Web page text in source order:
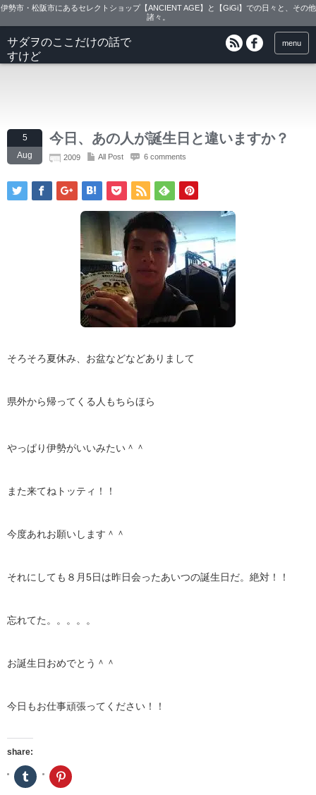
伊勢市・松阪市にあるセレクトショップ【ANCIENT AGE】と【GiGi】での日々と、その他
諸々。
サダヲのここだけの話で
すけど
menu
5
Aug
今日、あの人が誕生日と違いますか？
2009 All Post 6 comments
そろそろ夏休み、お盆などなどありまして
県外から帰ってくる人もちらほら
やっぱり伊勢がいいみたい＾＾
また来てねトッティ！！
今度あれお願いします＾＾
それにしても８月5日は昨日会ったあいつの誕生日だ。絶対！！
忘れてた。。。。。
お誕生日おめでとう＾＾
今日もお仕事頑張ってください！！
share:
ク
リ
ク
リ